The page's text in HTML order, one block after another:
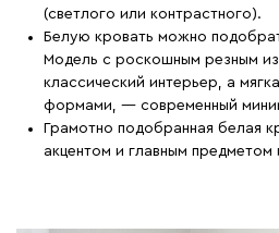
(светлого или контрастного).
Белую кровать можно
Модель с роскошным резным
классический интерьер, а
формами, — современный
Грамотно подобранная белая
акцентом и главным предметом